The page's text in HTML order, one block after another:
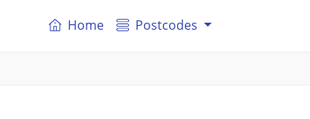
Home Postcodes